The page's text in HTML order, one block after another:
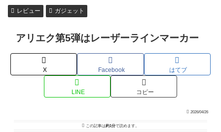
レビュー ガジェット
アリエク第5弾はレーザーラインマーカー
X Facebook はてブ
LINE コピー
2026/04/26
この記事は約1分で読めます。